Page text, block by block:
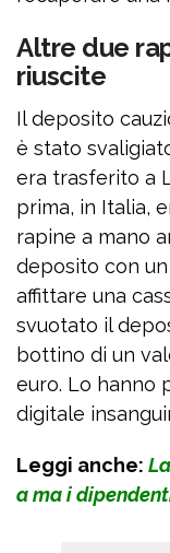
Altre due
riuscite
Il deposito
è stato
era trasferito a
prima, in Italia,
rapine a mano
deposito con un
affittare una
svuotato il
bottino di un
euro. Lo hanno
digitale
Leggi anche:
a ma i